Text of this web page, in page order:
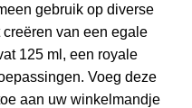
gebruik op diverse
van een egale
125 ml, een royale
Voeg deze
aan uw winkelmandje